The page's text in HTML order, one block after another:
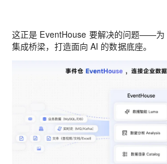
这正是 EventHouse 要解决的问题——为
集成桥梁，打造面向 AI 的数据底座。